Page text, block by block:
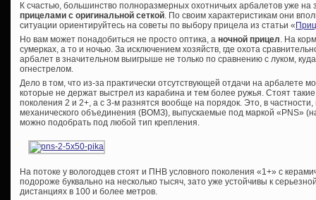
К счастью, большинство полноразмерных охотничьих арбалетов уже на
прицелами с оригинальной сеткой. По своим характеристикам они
ситуации ориентируйтесь на советы по выбору прицела из статьи «
Но вам может понадобиться не просто оптика, а ночной прицел. На
сумерках, а то и ночью. За исключением хозяйств, где охота
арбалет в значительном выигрыше не только по сравнению с луком,
огнестрелом.
Дело в том, что из-за практически отсутствующей отдачи на арбалете
которые не держат выстрел из карабина и тем более ружья. Стоят
поколения 2 и 2+, а с 3-м разнятся вообще на порядок. Это, в
механического объединения (ВОМЗ), выпускаемые под маркой «PNS»
можно подобрать под любой тип крепления.
На потоке у вологодцев стоят и ПНВ условного поколения «1+» с
подороже буквально на несколько тысяч, зато уже устойчивы к
дистанциях в 100 и более метров.